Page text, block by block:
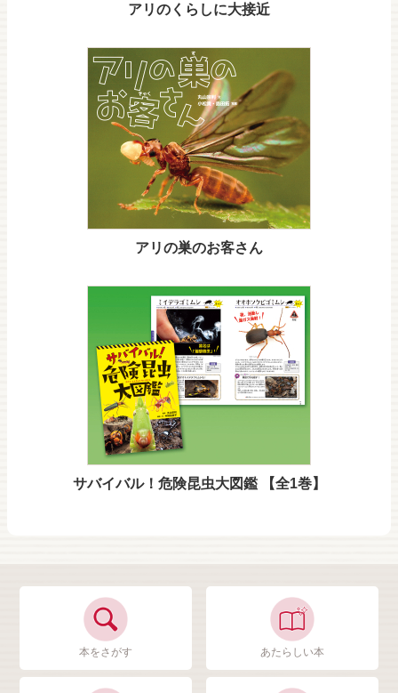
アリのくらしに大接近
アリの巣のお客さん
サバイバル！危険昆虫大図鑑 【全1巻】
本をさがす あたらしい本